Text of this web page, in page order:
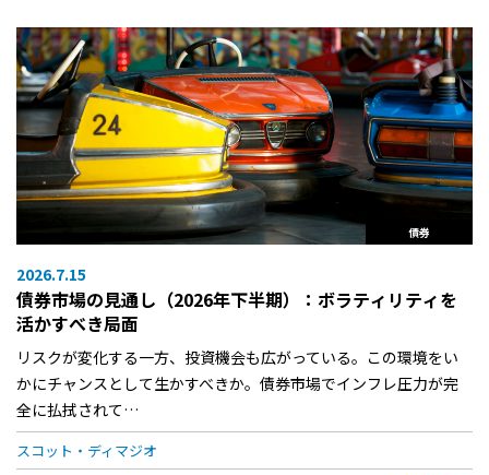
債券
2026.7.15
債券市場の見通し（2026年下半期）：ボラティリティを
活かすべき局面
リスクが変化する一方、投資機会も広がっている。この環境をい
かにチャンスとして生かすべきか。債券市場でインフレ圧力が完
全に払拭されて…
スコット・ディマジオ